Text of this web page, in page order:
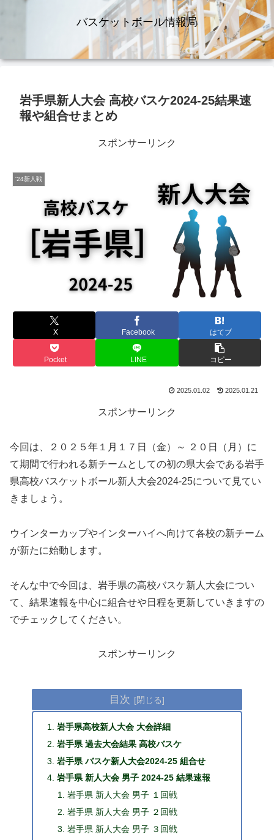
バスケットボール情報局
岩手県新人大会 高校バスケ2024-25結果速
報や組合せまとめ
スポンサーリンク
'24新人戦
X Facebook はてブ
Pocket LINE コピー
2025.01.02 2025.01.21
スポンサーリンク
今回は、２０２５年１月１７日（金）～ ２０日（月）に
て期間で行われる新チームとしての初の県大会である岩手
県高校バスケットボール新人大会2024-25について見てい
きましょう。
ウインターカップやインターハイへ向けて各校の新チーム
が新たに始動します。
そんな中で今回は、岩手県の高校バスケ新人大会につい
て、結果速報を中心に組合せや日程を更新していきますの
でチェックしてください。
スポンサーリンク
目次
岩手県高校新人大会 大会詳細
岩手県 過去大会結果 高校バスケ
岩手県 バスケ新人大会2024-25 組合せ
岩手県 新人大会 男子 2024-25 結果速報
岩手県 新人大会 男子 １回戦
岩手県 新人大会 男子 ２回戦
岩手県 新人大会 男子 ３回戦